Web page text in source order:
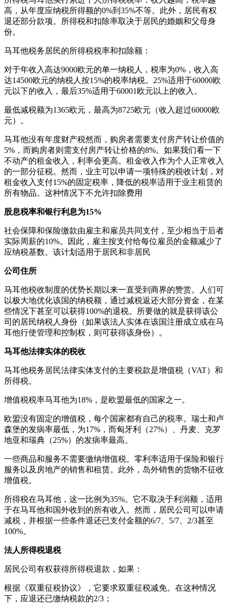
高，从年度应纳税所得额的0%到35%不等。此外，居民有权
退还部分款项。所得税和扣除率取决于居民的婚姻和父母身
份。
马耳他税务居民的所得税税率和扣除额：
对于年收入高达9000欧元的单一纳税人，税率为0%，收入高
达14500欧元的纳税人按15%的税率纳税。25%适用于60000欧
元以下的收入，最后35%适用于60001欧元以上的收入。
最低减税额为1365欧元，最高为8725欧元（收入超过60000欧
元）。
马耳他没有年度财产税然而，购房者需要支付房产转让价值的
5%，而购房者则需支付房产转让价格的8%。如果我们看一下
不动产的租金收入，利率会更高。租金收入作为个人正常收入
的一部分征税。然而，业主可以申请一项特殊的税收计划，对
租金收入支付15%的固定税率，降低的税率适用于业主租赁的
所有物品。这种情况下不允许扣除费用
股息税率和银行利息为15%
社会保障和保险缴款由雇主和雇员共同支付，至少相当于后者
实际周薪的10%。因此，雇主按支付给每位雇员的金额减少了
应纳税基数。该计划适用于居民和非居民
公司住所
马耳他税收制度的优势长期以来一直受到商界的赞赏。人们可
以极大地优化该国的纳税额，通过减税返还大部分资金，在某
些情况下甚至可以获得100%的退税。所要做的就是获得该公
司的居民纳税人身份（如果该法人实体在该国注册成立或在马
耳他行使管理和控制权，则可获得该身份）。
马耳他法律实体的税收
马耳他税务居民法律实体支付的主要税款是增值税（VAT）和
所得税。
增值税税率马耳他为18%，是欧盟最低的国家之一。
欧盟没有固定的增值税，每个国家都有自己的税率。瑞士和卢
森堡的发病率最低，为17%，而匈牙利（27%）、丹麦、克罗
地亚和瑞典（25%）的发病率最高。
一些商品和服务不需要缴纳增值税。零利率适用于保险和银行
服务以及房地产的销售和租赁。此外，岛外销售的货物不征收
增值税。
所得税在马耳他，这一比例为35%。它不取决于利润额，适用
于在马耳他和国外收到的所有收入。然而，居民公司可以申请
减税，并根据一些条件退还已支付金额的6/7、5/7、2/3甚至
100%。
法人所得税退税
居民公司有权获得所得税退款，如果：
根据《双重征税协议》，它要求双重征税减免。在这种情况
下，应退还已缴纳税款的2/3；